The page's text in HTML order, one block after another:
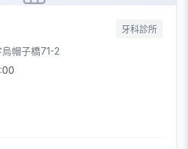
牙科診所
帽子橋71-2